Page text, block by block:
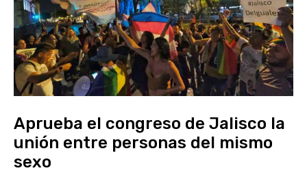
Aprueba el congreso de Jalisco la
unión entre personas del mismo
sexo